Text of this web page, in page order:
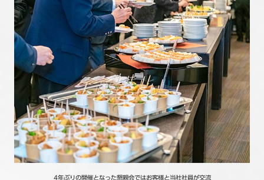
4年ぶりの開催となった懇親会ではお客様と当社社員が交流